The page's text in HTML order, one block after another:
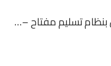
تسليم مفتاح –…